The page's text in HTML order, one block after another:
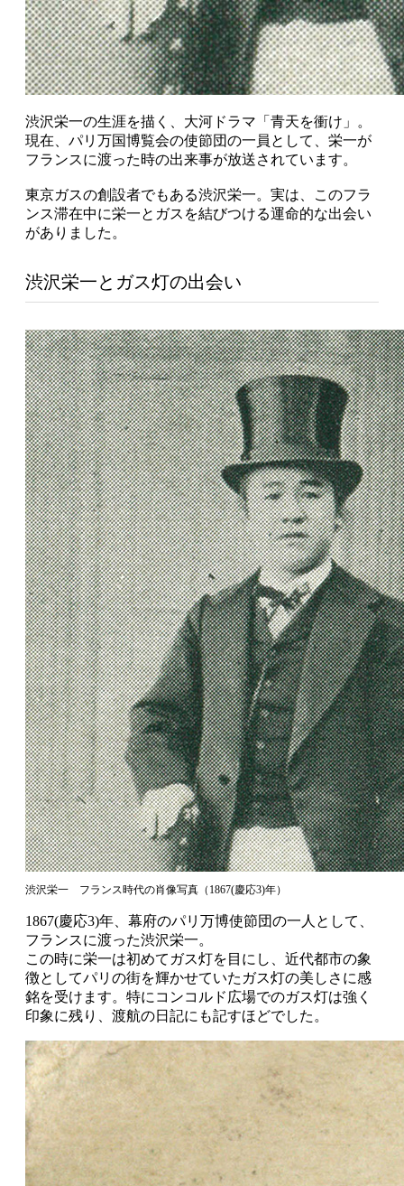
渋沢栄一の生涯を描く、大河ドラマ「青天を衝け」。
現在、パリ万国博覧会の使節団の一員として、栄一が
フランスに渡った時の出来事が放送されています。
東京ガスの創設者でもある渋沢栄一。実は、このフラ
ンス滞在中に栄一とガスを結びつける運命的な出会い
がありました。
渋沢栄一とガス灯の出会い
渋沢栄一 フランス時代の肖像写真（1867(慶応3)年）
1867(慶応3)年、幕府のパリ万博使節団の一人として、
フランスに渡った渋沢栄一。
この時に栄一は初めてガス灯を目にし、近代都市の象
徴としてパリの街を輝かせていたガス灯の美しさに感
銘を受けます。特にコンコルド広場でのガス灯は強く
印象に残り、渡航の日記にも記すほどでした。